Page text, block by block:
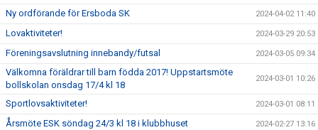
Ny ordförande för Ersboda SK 2024-04-02 11:40
Lovaktiviteter! 2024-03-29 20:53
Föreningsavslutning innebandy/futsal 2024-03-05 09:34
Välkomna föräldrar till barn födda 2017! Uppstartsmöte
bollskolan onsdag 17/4 kl 18
2024-03-01 10:26
Sportlovsaktiviteter! 2024-03-01 08:11
Årsmöte ESK söndag 24/3 kl 18 i klubbhuset 2024-02-27 13:16